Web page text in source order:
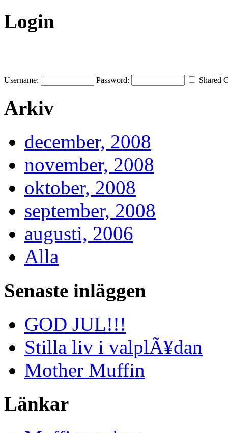
Login
Username: Password: Shared
Arkiv
december, 2008
november, 2008
oktober, 2008
september, 2008
augusti, 2006
Alla
Senaste inläggen
GOD JUL!!!
Stilla liv i valplÃ¥dan
Mother Muffin
Länkar